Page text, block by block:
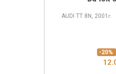
AUDI TT 8N, 2001 г.
-20%